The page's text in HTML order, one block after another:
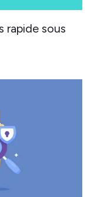
rapide sous